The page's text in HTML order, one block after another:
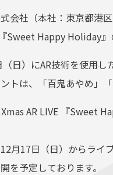
会社（本社：東京都港
Sweet Happy Holiday』
日）にAR技術を使用
トは、「百鬼あやめ」
AR LIVE 『Sweet
月17日（日）からライ
を予定しております。